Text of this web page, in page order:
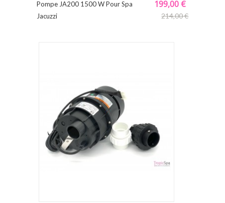
Pompe JA200 1500 W Pour Spa
Jacuzzi
199,00 €
214,00 €